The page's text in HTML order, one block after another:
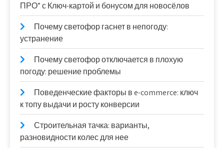
ПРО” с Ключ-картой и бонусом для новосёлов
Почему светофор гаснет в непогоду:
устранение
Почему светофор отключается в плохую
погоду: решение проблемы
Поведенческие факторы в e-commerce: ключ
к топу выдачи и росту конверсии
Строительная тачка: варианты,
разновидности колес для нее